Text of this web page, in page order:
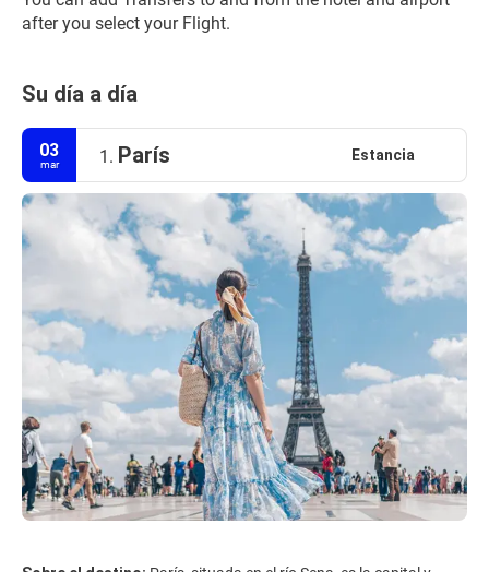
after you select your Flight.
Su día a día
03
mar 1. París Estancia